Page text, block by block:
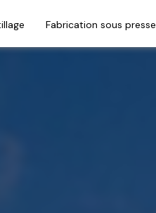
Fabrication sous presse